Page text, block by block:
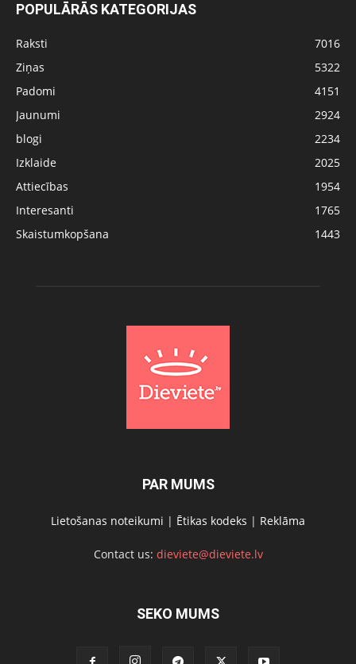
POPULĀRĀS KATEGORIJAS
Raksti
7016
Ziņas
5322
Padomi
4151
Jaunumi
2924
blogi
2234
Izklaide
2025
Attiecības
1954
Interesanti
1765
Skaistumkopšana
1443
PAR MUMS
Lietošanas noteikumi | Ētikas kodeks | Reklāma
Contact us: dieviete@dieviete.lv
SEKO MUMS